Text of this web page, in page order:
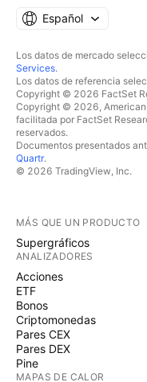
Español
Los datos de mercado
Services.
Los datos de referencia
Copyright © 2026 FactSet
Copyright © 2026, American
facilitada por FactSet
reservados.
Documentos presentados
Quartr.
© 2026 TradingView, Inc.
MÁS QUE UN PRODUCTO
Supergráficos
ANALIZADORES
Acciones
ETF
Bonos
Criptomonedas
Pares CEX
Pares DEX
Pine
MAPAS DE CALOR